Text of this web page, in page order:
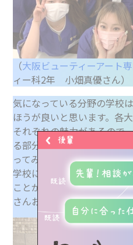
専門学生リ
業界人イ
学校のこと
LINEで気軽に相
（大阪ビューティーアート
ィー科2年 小畑真優さん）
気になっている分野の学校
ほうが良いと思います。各
それぞれの魅力があるので
る部分を理解するためにも
ってみてください。そして
学校には何度も足を運ぶと
ことができるので、オープ
さんお話を聞いてみてくだ